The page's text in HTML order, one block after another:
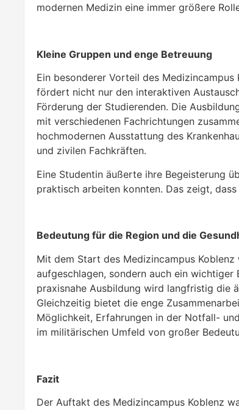
modernen Medizin eine immer größere
Kleine Gruppen und enge Betreuung
Ein besonderer Vorteil des
fördert nicht nur den interaktiven
Förderung der Studierenden. Die
mit verschiedenen Fachrichtungen
hochmodernen Ausstattung des
und zivilen Fachkräften.
Eine Studentin äußerte ihre Begeisterung
praktisch arbeiten konnten. Das zeigt,
Bedeutung für die Region und die
Mit dem Start des Medizincampus
aufgeschlagen, sondern auch ein
praxisnahe Ausbildung wird langfristig die
Gleichzeitig bietet die enge
Möglichkeit, Erfahrungen in der Notfall-
im militärischen Umfeld von großer
Fazit
Der Auftakt des Medizincampus Koblenz